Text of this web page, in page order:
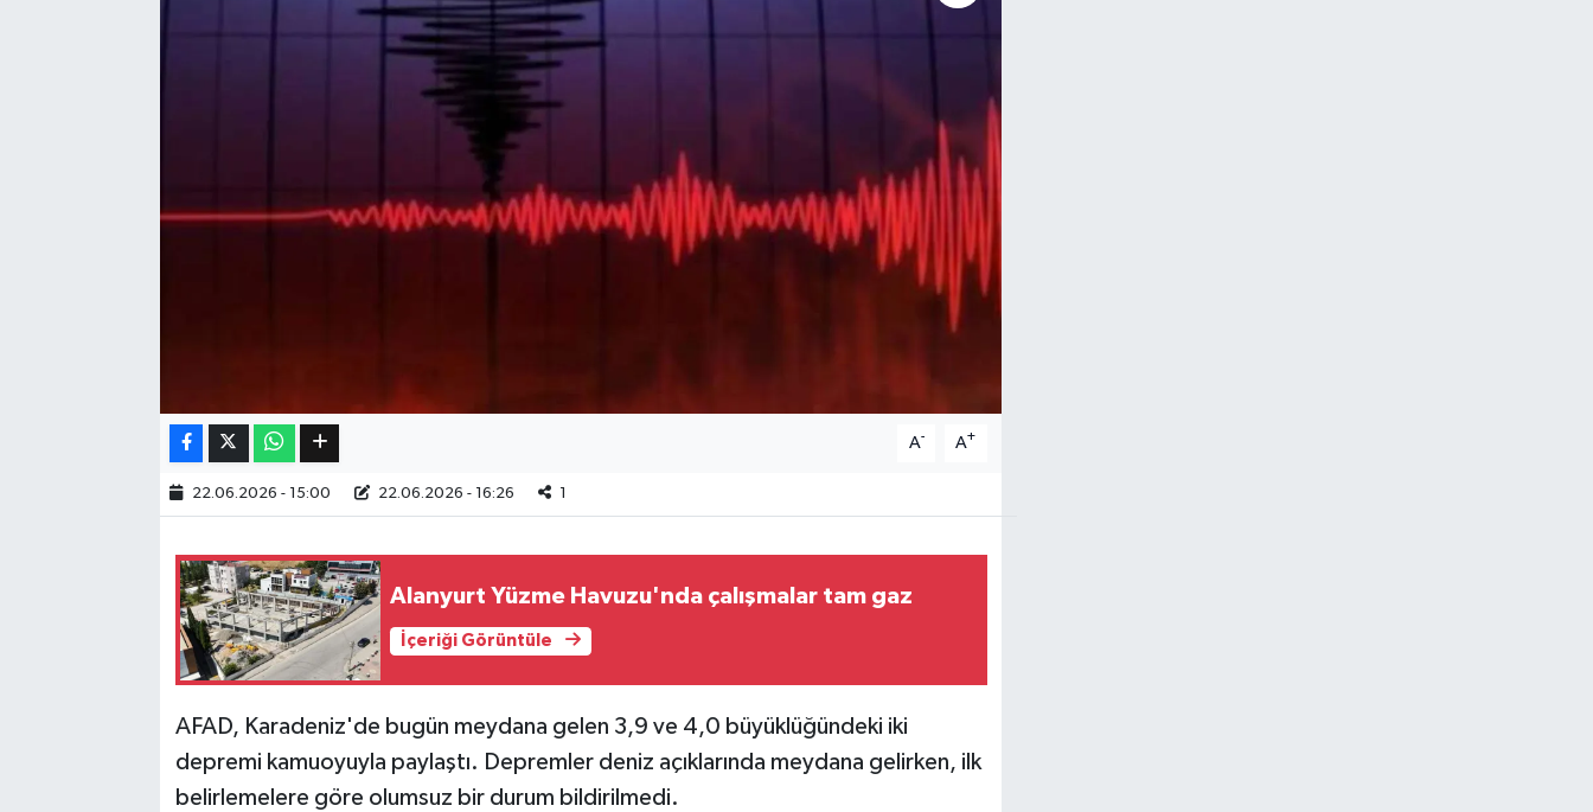
A- A+
22.06.2026 - 15:00 22.06.2026 - 16:26
Alanyurt Yüzme Havuzu'nda çalışmalar tam gaz
İçeriği Görüntüle
AFAD, Karadeniz'de bugün meydana gelen 3,9 ve 4,0 büyüklüğündeki iki
depremi kamuoyuyla paylaştı. Depremler deniz açıklarında meydana gelirken, ilk
belirlemelere göre olumsuz bir durum bildirilmedi.
Bilim, Teknoloji